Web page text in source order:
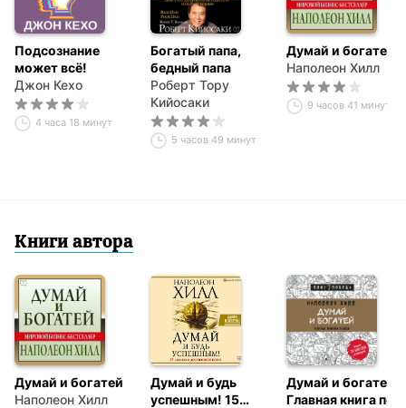
Подсознание
может всё!
Джон Кехо
4 часа 18 минут
Богатый папа,
бедный папа
Роберт Тору
Кийосаки
5 часов 49 минут
Думай и богатей
Наполеон Хилл
9 часов 41 минута
Книги автора
Думай и богатей
Наполеон Хилл
Думай и будь
успешным! 15
Думай и богатей.
Главная книга по